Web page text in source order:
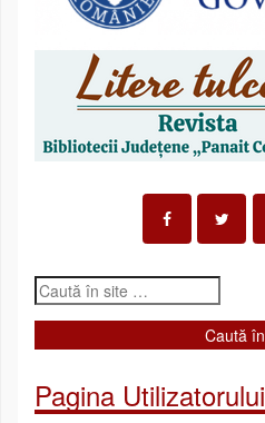
Pagina Utilizatorului